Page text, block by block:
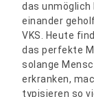
das unmöglich
einander
VKS. Heute
das perfekte
solange
erkranken,
typisieren so